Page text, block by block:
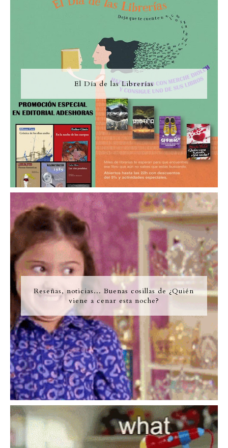
El Día de las Librerías
Reseñas, noticias... Buenas cosillas de ¿Quién
viene a cenar esta noche?